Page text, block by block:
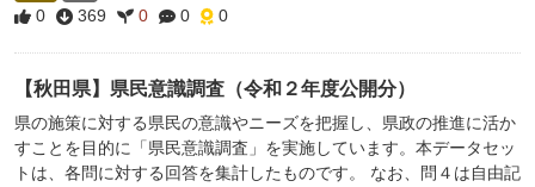
0 369 0 0 0
【秋田県】県民意識調査（令和２年度公開分）
県の施策に対する県民の意識やニーズを把握し、県政の推進に活か
すことを目的に「県民意識調査」を実施しています。本データセッ
トは、各問に対する回答を集計したものです。 なお、問４は自由記